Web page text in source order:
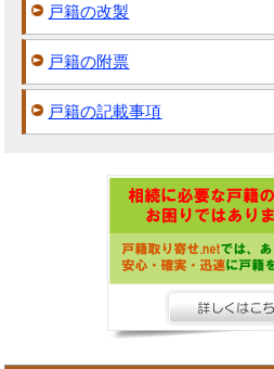
戸籍の改製
戸籍の附票
戸籍の記載事項